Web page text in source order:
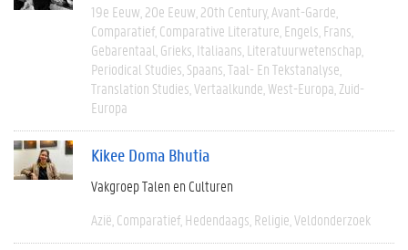
19e Eeuw 20e Eeuw 20th Century Avant-Garde
Comparatief Comparative Literature Engels Frans
Gebarentaal Grieks Italiaans Literatuurwetenschap
Periodical Studies Spaans Taal- En Tekstanalyse
Translation Studies Vertaalkunde West-Europa Zuid-
Europa
Kikee Doma Bhutia
Vakgroep Talen en Culturen
Azië Comparatief Hedendaags Religie Veldonderzoek